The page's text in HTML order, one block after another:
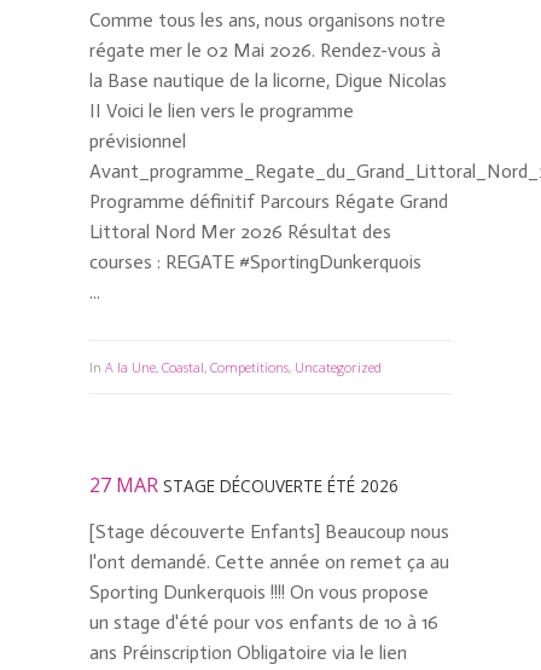
Comme tous les ans, nous organisons notre
régate mer le 02 Mai 2026. Rendez-vous à
la Base nautique de la licorne, Digue Nicolas
II Voici le lien vers le programme
prévisionnel
Programme définitif Parcours Régate Grand
Littoral Nord Mer 2026 Résultat des
courses : REGATE #SportingDunkerquois
...
In A la Une, Coastal, Competitions, Uncategorized
27 MAR STAGE DÉCOUVERTE ÉTÉ 2026
[Stage découverte Enfants] Beaucoup nous
l'ont demandé. Cette année on remet ça au
Sporting Dunkerquois !!!! On vous propose
un stage d'été pour vos enfants de 10 à 16
ans Préinscription Obligatoire via le lien